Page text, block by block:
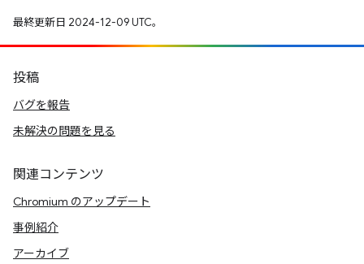
最終更新日 2024-12-09 UTC。
投稿
バグを報告
未解決の問題を見る
関連コンテンツ
Chromium のアップデート
事例紹介
アーカイブ